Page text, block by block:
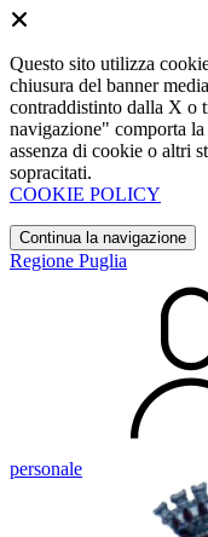
Questo sito utilizza
chiusura del banner
contraddistinto dalla X o
navigazione" comporta
assenza di cookie o altri
sopracitati.
COOKIE POLICY
Continua la navigazione
Regione Puglia
personale